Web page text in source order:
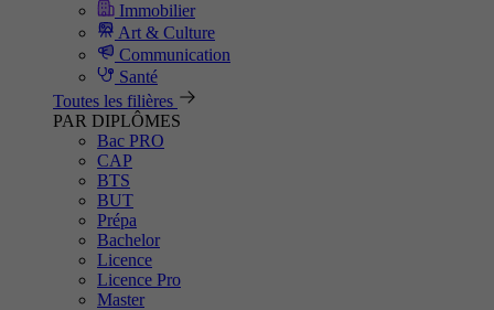
Immobilier
Art & Culture
Communication
Santé
Toutes les filières
PAR DIPLÔMES
Bac PRO
CAP
BTS
BUT
Prépa
Bachelor
Licence
Licence Pro
Master